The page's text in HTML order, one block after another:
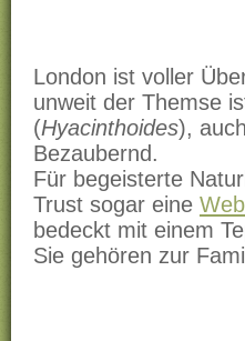
London ist voller
unweit der Themse
(Hyacinthoides),
Bezaubernd.
Für begeisterte
Trust sogar eine
bedeckt mit einem
Sie gehören zur